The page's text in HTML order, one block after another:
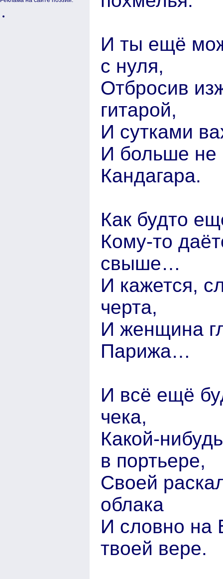
И ты ещё
с нуля,
Отбросив
гитарой,
И сутками
И больше не
Кандагара.
Как будто
Кому-то
свыше…
И кажется,
черта,
И женщина
Парижа…
И всё ещё
чека,
Какой-
в портьере,
Своей
облака
И словно на
твоей вере.